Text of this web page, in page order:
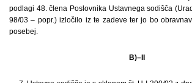
podlagi 48. člena Poslovnika Ustavnega sodišča
98/03 – popr.) izločilo iz te zadeve ter jo bo
posebej.
B)–II